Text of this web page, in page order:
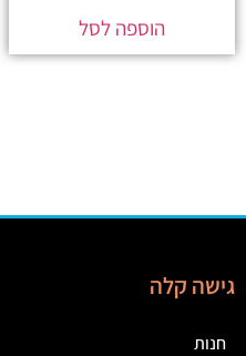
הוספה לסל
גישה קלה
חנות